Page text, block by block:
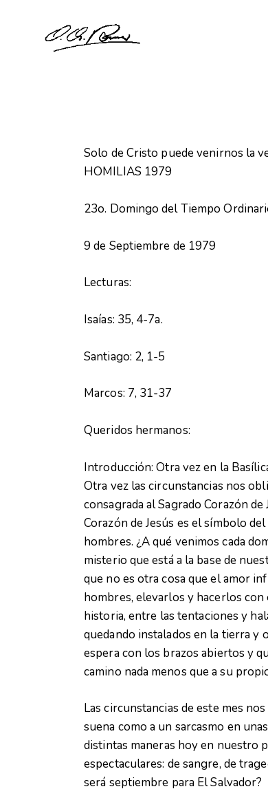
Solo de Cristo puede venirnos la
HOMILIAS 1979
23o. Domingo del Tiempo
9 de Septiembre de 1979
Lecturas:
Isaías: 35, 4-7a.
Santiago: 2, 1-5
Marcos: 7, 31-37
Queridos hermanos:
Introducción: Otra vez en la
Otra vez las circunstancias nos
consagrada al Sagrado Corazón
Corazón de Jesús es el símbolo
hombres. ¿A qué venimos cada
misterio que está a la base de
que no es otra cosa que el amor
hombres, elevarlos y hacerlos
historia, entre las tentaciones y
quedando instalados en la tierra y
espera con los brazos abiertos y
camino nada menos que a su
Las circunstancias de este mes
suena como a un sarcasmo en
distintas maneras hoy en nuestro
espectaculares: de sangre, de
será septiembre para El Salvador?